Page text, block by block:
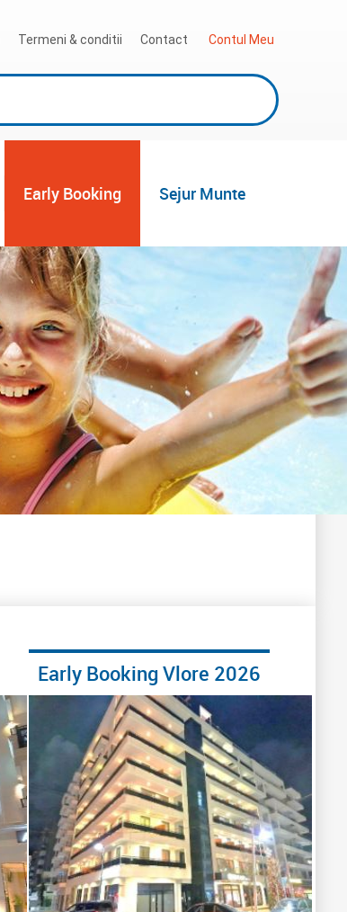
Termeni & conditii Contact Contul Meu
Early Booking Sejur Munte
Early Booking Vlore 2026